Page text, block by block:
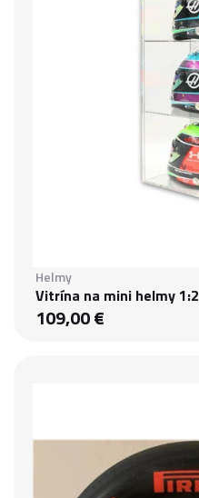
Helmy
Vitrína na mini helmy 1:2
109,00 €